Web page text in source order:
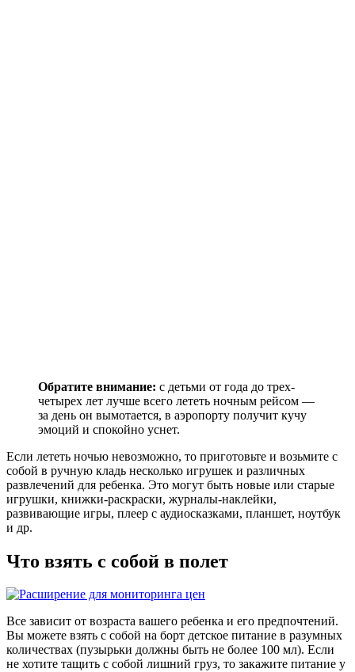
Обратите внимание: с детьми от года до трех-
четырех лет лучше всего лететь ночным рейсом —
за день он вымотается, в аэропорту получит кучу
эмоций и спокойно уснет.
Если лететь ночью невозможно, то приготовьте и возьмите с
собой в ручную кладь несколько игрушек и различных
развлечений для ребенка. Это могут быть новые или старые
игрушки, книжки-раскраски, журналы-наклейки,
развивающие игры, плеер с аудиосказками, планшет, ноутбук
и др.
Что взять с собой в полет
Все зависит от возраста вашего ребенка и его предпочтений.
Вы можете взять с собой на борт детское питание в разумных
количествах (пузырьки должны быть не более 100 мл). Если
не хотите тащить с собой лишний груз, то закажите питание у